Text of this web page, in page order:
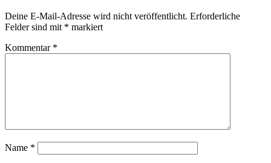
Deine E-Mail-Adresse wird nicht veröffentlicht. Erforderliche
Felder sind mit * markiert
Kommentar *
Name *